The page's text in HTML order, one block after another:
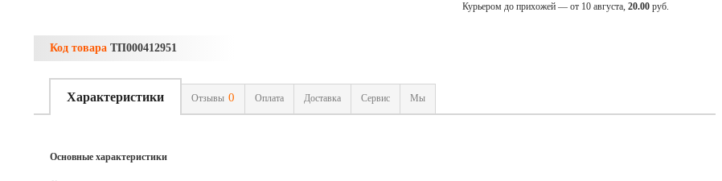
Курьером до прихожей — от 10 августа, 20.00 руб.
Код товара ТП000412951
Характеристики Отзывы 0 Оплата Доставка Сервис Мы
Основные характеристики